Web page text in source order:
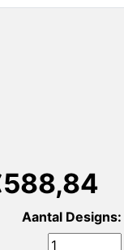
Aantal Designs: